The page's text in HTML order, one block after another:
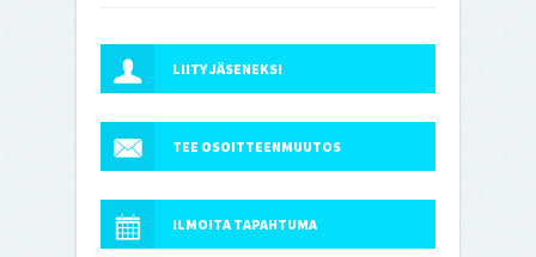
LIITY JÄSENEKSI
TEE OSOITTEENMUUTOS
ILMOITA TAPAHTUMA